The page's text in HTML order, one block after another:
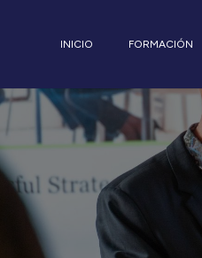
INICIO FORMACIÓN